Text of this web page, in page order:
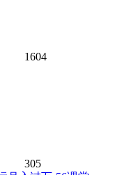
1604
305